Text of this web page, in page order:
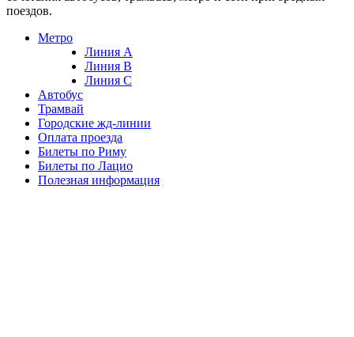
поездов.
Метро
Линия А
Линия В
Линия С
Автобус
Трамвай
Городские жд-линии
Оплата проезда
Билеты по Риму
Билеты по Лацио
Полезная информация